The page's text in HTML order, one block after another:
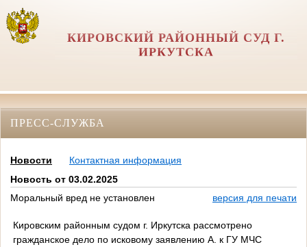
КИРОВСКИЙ РАЙОННЫЙ СУД Г.
ИРКУТСКА
ПРЕСС-СЛУЖБА
Новости
Контактная информация
Новость от 03.02.2025
Моральный вред не установлен
версия для печати
Кировским районным судом г. Иркутска рассмотрено
гражданское дело по исковому заявлению А. к ГУ МЧС